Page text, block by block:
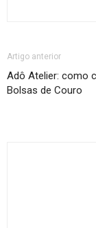
Artigo anterior
Adô Atelier: como
Bolsas de Couro